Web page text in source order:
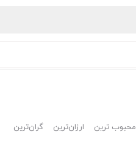
محبوب ترین ارزان‌ترین گران‌ترین